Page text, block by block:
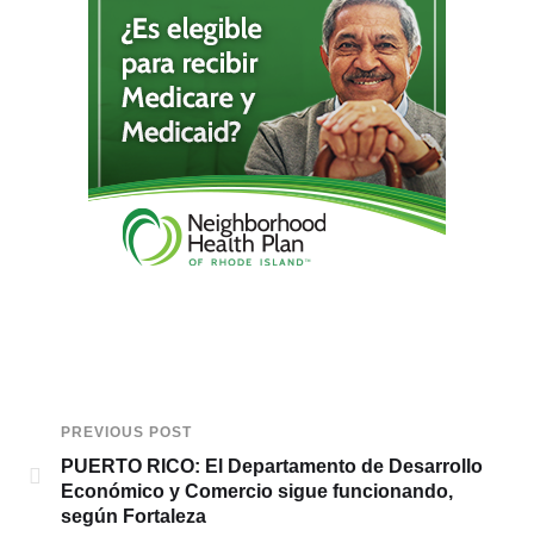
PREVIOUS POST
PUERTO RICO: El Departamento de Desarrollo
Económico y Comercio sigue funcionando,
según Fortaleza